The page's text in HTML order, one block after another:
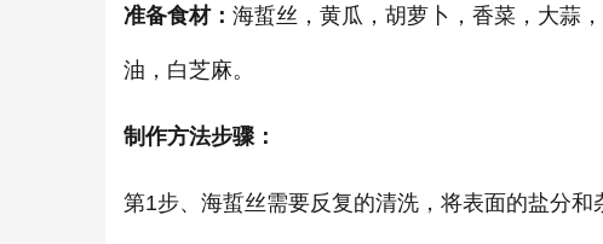
准备食材： 海蜇丝，黄瓜，胡萝卜，香菜，大蒜
油，白芝麻。
制作方法步骤：
第1步、海蜇丝需要反复的清洗，将表面的盐分